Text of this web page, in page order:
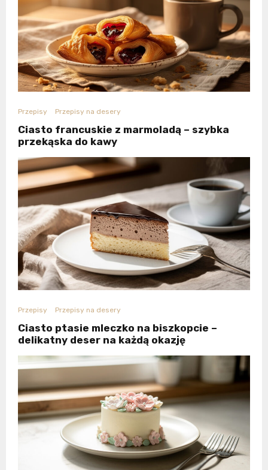
Przepisy Przepisy na desery
Ciasto francuskie z marmoladą – szybka
przekąska do kawy
Przepisy Przepisy na desery
Ciasto ptasie mleczko na biszkopcie –
delikatny deser na każdą okazję